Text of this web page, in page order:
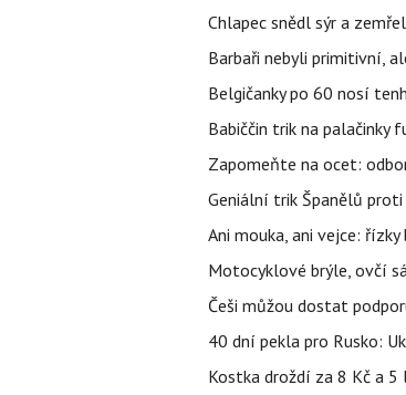
Chlapec snědl sýr a
Barbaři nebyli primitivní,
Belgičanky po 60 nosí
Babiččin trik na palačinky
Zapomeňte na ocet:
Geniální trik Španělů
Ani mouka, ani vejce:
Motocyklové brýle, ovčí
Češi můžou dostat
40 dní pekla pro Rusko:
Kostka droždí za 8 Kč a